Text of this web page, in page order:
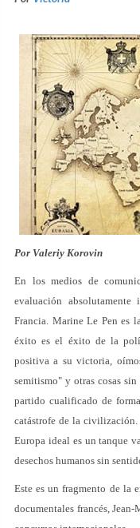
Por Valeriy Korovin
En los medios de
evaluación
Francia. Marine Le Pen es
éxito es el éxito de la
positiva a su victoria,
semitismo" y otras cosas
partido cualificado de
catástrofe de la civilización.
Europa ideal es un tanque
desechos humanos sin
Este es un fragmento de la
documentales francés,